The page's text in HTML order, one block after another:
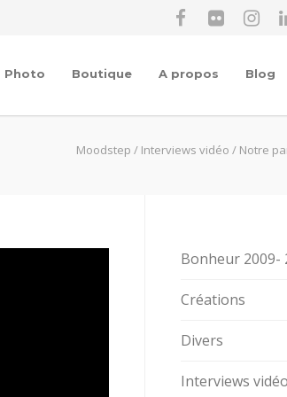
Photo Boutique A propos Blog
Moodstep / Interviews vidéo / Notre
Bonheur 2009-
Créations
Divers
Interviews vidéo